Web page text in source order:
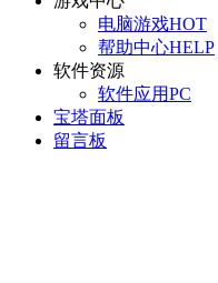
电脑游戏HOT
帮助中心HELP
软件资源
软件应用PC
宝塔面板
留言板